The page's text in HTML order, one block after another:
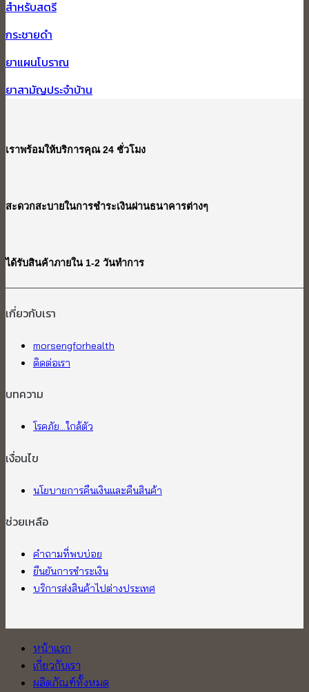
สำหรับสตรี
กระชายดำ
ยาแผนโบราณ
ยาสามัญประจำบ้าน
เราพร้อมให้บริการคุณ 24 ชั่วโมง
สะดวกสะบายในการชำระเงินผ่านธนาคารต่างๆ
ได้รับสินค้าภายใน 1-2 วันทำการ
เกี่ยวกับเรา​
morsengforhealth
ติดต่อเรา
บทความ
โรคภัย...ใกล้ตัว
เงื่อนไข
นโยบายการคืนเงินและคืนสินค้า
ช่วยเหลือ
คำถามที่พบบ่อย
ยืนยันการชำระเงิน
บริการส่งสินค้าไปต่างประเทศ
หน้าแรก
เกี่ยวกับเรา
ผลิตภัณฑ์ทั้งหมด